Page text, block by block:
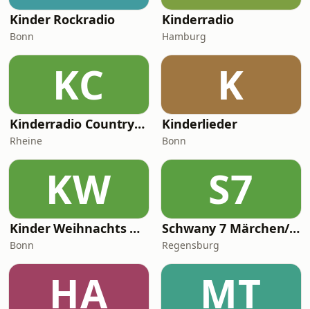
Kinder Rockradio
Bonn
Kinderradio
Hamburg
KC
Kinderradio Countrygirl
Rheine
K
Kinderlieder
Bonn
KW
Kinder Weihnachts Radio
Bonn
S7
Schwany 7 Märchen/Kinderradio
Regensburg
HA MT